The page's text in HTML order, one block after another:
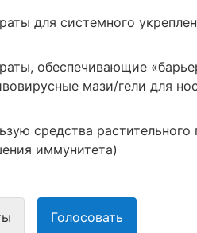
для системного
обеспечивающие
мази/гели для
средства
иммунитета)
Голосовать